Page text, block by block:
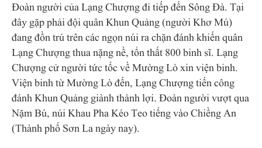
Đoàn người của Lạng Chượng đi tiếp đến Sông Đà. Tại
đây gặp phải đội quân Khun Quảng (người Khơ Mú)
đang đồn trú trên các ngọn núi ra chặn đánh khiến quân
Lạng Chượng thua nặng nề, tổn thất 800 binh sĩ. Lạng
Chượng cử người tức tốc về Mường Lò xin viện binh.
Viện binh từ Mường Lò đến, Lạng Chượng tiến công
đánh Khun Quảng giành thành lợi. Đoàn người vượt qua
Nặm Bú, núi Khau Pha Kéo Teo tiếng vào Chiềng An
(Thành phố Sơn La ngày nay).